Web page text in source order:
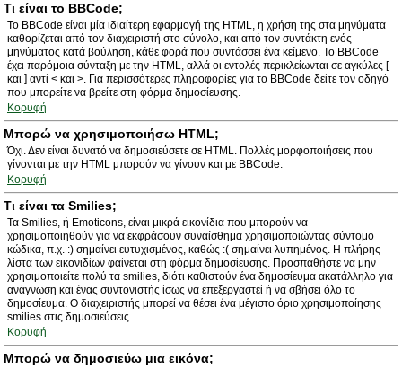
Τι είναι το BBCode;
Το BBCode είναι μία ιδιαίτερη εφαρμογή της HTML, η χρήση της στα μηνύματα
καθορίζεται από τον διαχειριστή στο σύνολο, και από τον συντάκτη ενός
μηνύματος κατά βούληση, κάθε φορά που συντάσσει ένα κείμενο. Το BBCode
έχει παρόμοια σύνταξη με την HTML, αλλά οι εντολές περικλείωνται σε αγκύλες [
και ] αντί < και >. Για περισσότερες πληροφορίες για το BBCode δείτε τον οδηγό
που μπορείτε να βρείτε στη φόρμα δημοσίευσης.
Κορυφή
Μπορώ να χρησιμοποιήσω HTML;
Όχι. Δεν είναι δυνατό να δημοσιεύσετε σε HTML. Πολλές μορφοποιήσεις που
γίνονται με την HTML μπορούν να γίνουν και με BBCode.
Κορυφή
Τι είναι τα Smilies;
Τα Smilies, ή Emoticons, είναι μικρά εικονίδια που μπορούν να
χρησιμοποιηθούν για να εκφράσουν συναίσθημα χρησιμοποιώντας σύντομο
κώδικα, π.χ. :) σημαίνει ευτυχισμένος, καθώς :( σημαίνει λυπημένος. Η πλήρης
λίστα των εικονιδίων φαίνεται στη φόρμα δημοσίευσης. Προσπαθήστε να μην
χρησιμοποιείτε πολύ τα smilies, διότι καθιστούν ένα δημοσίευμα ακατάλληλο για
ανάγνωση και ένας συντονιστής ίσως να επεξεργαστεί ή να σβήσει όλο το
δημοσίευμα. Ο διαχειριστής μπορεί να θέσει ένα μέγιστο όριο χρησιμοποίησης
smilies στις δημοσιεύσεις.
Κορυφή
Μπορώ να δημοσιεύω μια εικόνα;